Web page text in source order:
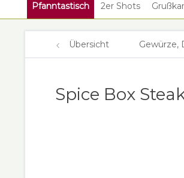
Pfanntastisch 2er Shots
Übersicht Gewürze,
Spice Box